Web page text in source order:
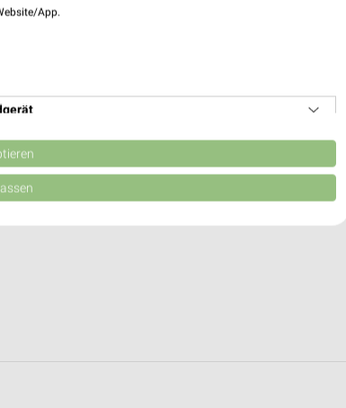
App.
von Daten aus verschiedenen